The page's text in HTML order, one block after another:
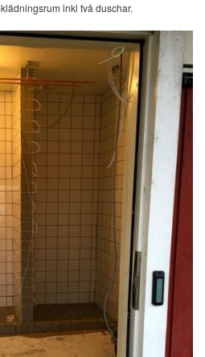
inkl två duschar.